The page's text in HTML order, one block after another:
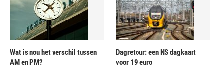
Wat is nou het verschil tussen
AM en PM?
Dagretour: een NS dagkaart
voor 19 euro